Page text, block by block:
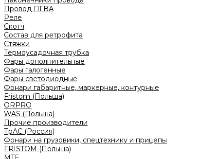
Провод ПГВА
Реле
Скотч
Состав для ретрофита
Стяжки
Термоусадочная трубка
Фары дополнительные
Фары галогенные
Фары светодиодные
Фонари габаритные, маркерные, контурные
Fristom (Польша)
ORPRO
WAS (Польша)
Прочие производители
ТрАС (Россия)
Фонари на грузовики, спецтехнику и прицепы
FRISTOM (Польша)